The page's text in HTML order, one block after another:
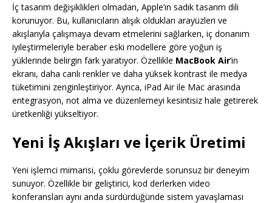
İç tasarım değişiklikleri olmadan, Apple’ın sadık tasarım dili
korunuyor. Bu, kullanıcıların alışık oldukları arayüzleri ve
akışlarıyla çalışmaya devam etmelerini sağlarken, iç donanım
iyileştirmeleriyle beraber eski modellere göre yoğun iş
yüklerinde belirgin fark yaratıyor. Özellikle MacBook Air’in
ekranı, daha canlı renkler ve daha yüksek kontrast ile medya
tüketimini zenginleştiriyor. Ayrıca, iPad Air ile Mac arasında
entegrasyon, not alma ve düzenlemeyi kesintisiz hale getirerek
üretkenliği yükseltiyor.
Yeni İş Akışları ve İçerik Üretimi
Yeni işlemci mimarisi, çoklu görevlerde sorunsuz bir deneyim
sunuyor. Özellikle bir geliştirici, kod derlerken video
konferansları aynı anda sürdürdüğünde sistem yavaşlaması